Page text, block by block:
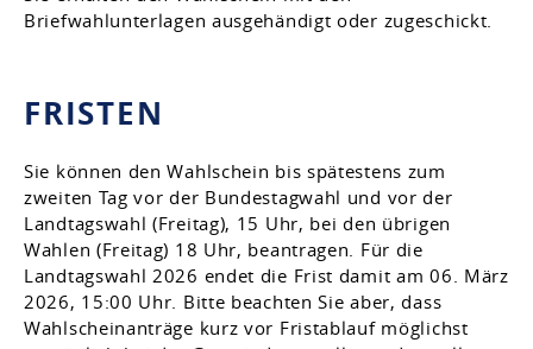
Briefwahlunterlagen ausgehändigt oder zugeschickt.
FRISTEN
Sie können den Wahlschein bis spätestens zum
zweiten Tag vor der Bundestagwahl und vor der
Landtagswahl (Freitag), 15 Uhr, bei den übrigen
Wahlen (Freitag) 18 Uhr, beantragen. Für die
Landtagswahl 2026 endet die Frist damit am 06. März
2026, 15:00 Uhr. Bitte beachten Sie aber, dass
Wahlscheinanträge kurz vor Fristablauf möglichst